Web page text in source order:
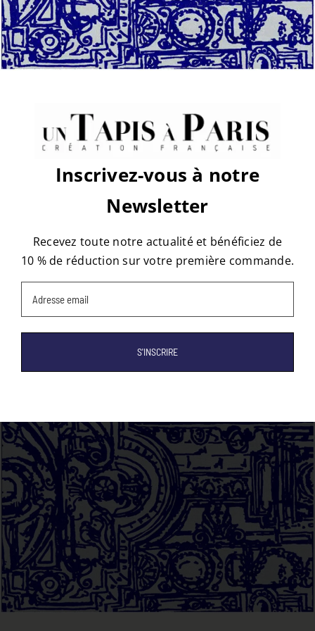
ParPauline | décembre 12th, 2019 | Commentaires ferméssur
Avenue
de
versailles
Platform!
Facebook RedditLinkedInWhatsApp
TumblrPinterest
Vk Email
À propos de l'auteur :Pauline
Inscrivez-vous à notre
Newsletter
Recevez toute notre actualité et bénéficiez de
10 % de réduction sur votre première commande.